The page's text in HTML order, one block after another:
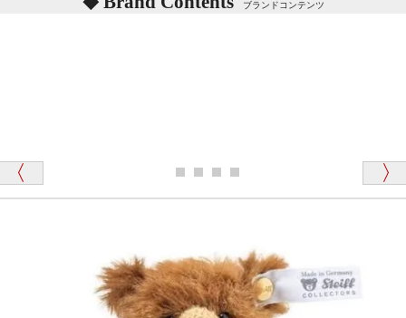
記載しておりますので、ぜひ探してみてください。
ディベアがいます。
「スクエーカー内蔵」と記載しておりますので、ぜひ
探してみてください。
シュタイフ社製品の実物を見ることはできますか？
当店はネット販売ですので実物をお見せすることが
「前に買ったことがあったお店でしたので」
千葉県 U・Y 様 （女性）
ブランドコンテンツ